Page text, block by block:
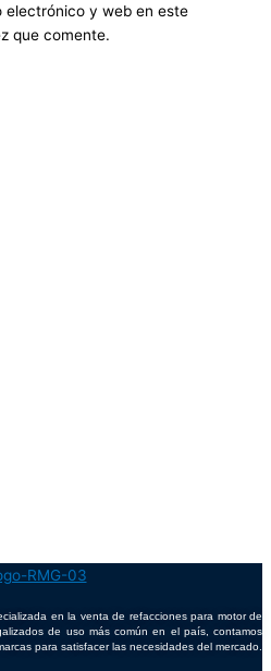
electrónico y web en este
que comente.
en la venta de refacciones para motor de
de uso más común en el país, contamos
para satisfacer las necesidades del mercado.